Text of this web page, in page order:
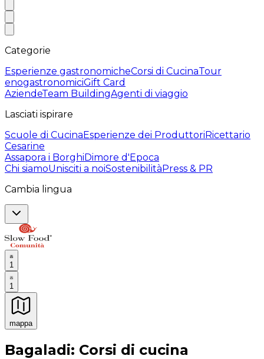
Categorie
Esperienze gastronomicheCorsi di CucinaTour
enogastronomiciGift Card
AziendeTeam BuildingAgenti di viaggio
Lasciati ispirare
Scuole di CucinaEsperienze dei ProduttoriRicettario
Cesarine
Assapora i BorghiDimore d'Epoca
Chi siamoUnisciti a noiSostenibilitàPress & PR
Cambia lingua
1
1
mappa
Esperienze culinarie indimenticabili: Esperienze
Bagaladi: Corsi di cucina